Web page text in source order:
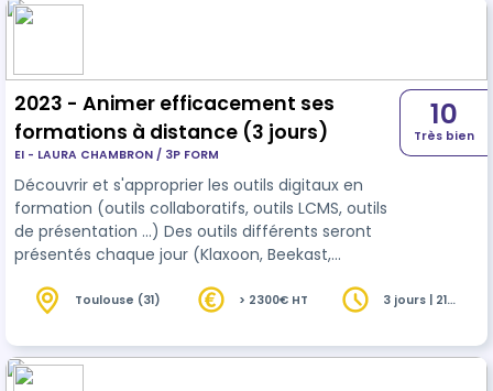
2023 - Animer efficacement ses
formations à distance (3 jours)
EI - LAURA CHAMBRON / 3P FORM
Découvrir et s'approprier les outils digitaux en
formation (outils collaboratifs, outils LCMS, outils
de présentation ...) Des outils différents seront
présentés chaque jour (Klaxoon, Beekast,
10
Très bien
Toulouse (31) > 2300€ HT
3 jours | 21